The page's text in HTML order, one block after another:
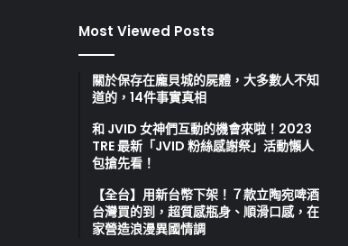
Most Viewed Posts
關於保存在龐貝城的屍體，大多數人不知
道的，14件事實真相
和 JVID 女神們互動的機會來啦！2023
TRE 最新「JVID 粉絲感謝祭」活動懶人
包搶先看！
【全台】用新台幣下架！７款立陶宛啤酒
台灣買的到，超質感瓶身、順滑口感，在
家營造浪漫異國情調